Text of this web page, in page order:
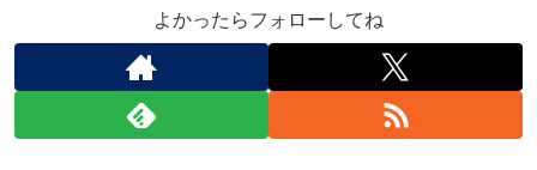
よかったらフォローしてね